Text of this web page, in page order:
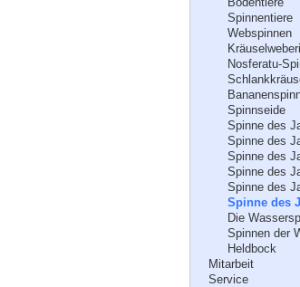
Spinnentiere
Webspinnen
Nosferatu-
Spinnseide
Spinne des
Spinne des
Spinne des
Spinne des
Spinne des
Spinne des
Die
Spinnen der
Heldbock
Mitarbeit
Service